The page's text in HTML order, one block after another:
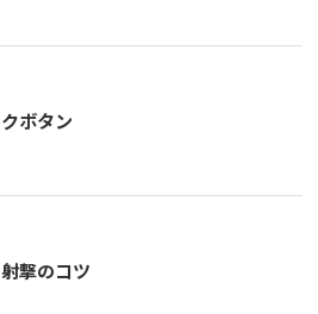
クボタン
射撃のコツ